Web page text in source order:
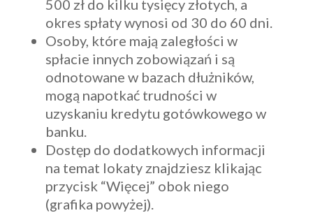
500 zł do kilku tysięcy złotych, a
okres spłaty wynosi od 30 do 60 dni.
Osoby, które mają zaległości w
spłacie innych zobowiązań i są
odnotowane w bazach dłużników,
mogą napotkać trudności w
uzyskaniu kredytu gotówkowego w
banku.
Dostęp do dodatkowych informacji
na temat lokaty znajdziesz klikając
przycisk “Więcej” obok niego
(grafika powyżej).